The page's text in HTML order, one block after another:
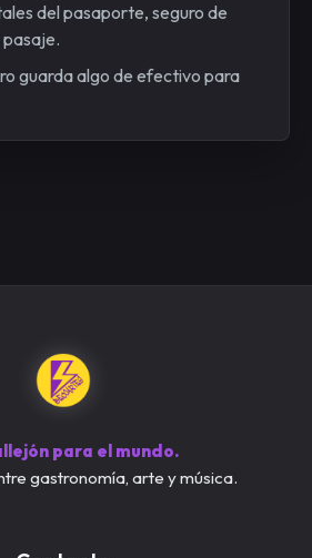
del pasaporte, seguro de
guarda algo de efectivo para
para el mundo.
gastronomía, arte y música.